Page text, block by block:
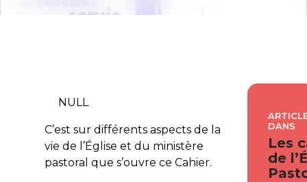
NULL
C’est sur différents aspects de la
vie de l’Église et du ministère
pastoral que s’ouvre ce Cahier.
DANS
Les
de